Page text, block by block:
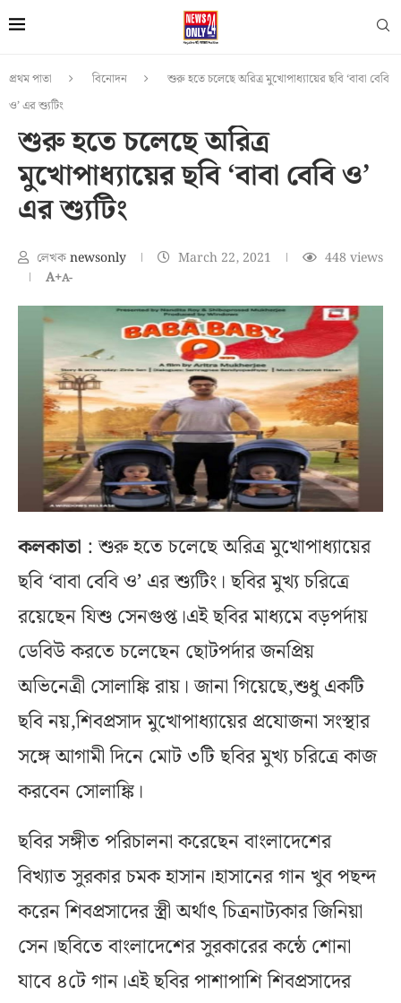
প্রথম পাতা বিনোদন
শুরু হতে চলেছে অরিত্র মুখোপাধ্যায়ের ছবি ‘বাবা বেবি
ও’ এর শ্যুটিং
শুরু হতে চলেছে অরিত্র
মুখোপাধ্যায়ের ছবি ‘বাবা বেবি ও’
এর শ্যুটিং
লেখকnewsonly March 22, 2021 448 views
A+A-
কলকাতা : শুরু হতে চলেছে অরিত্র মুখোপাধ্যায়ের
ছবি ‘বাবা বেবি ও’ এর শ্যুটিং। ছবির মুখ্য চরিত্রে
রয়েছেন যিশু সেনগুপ্ত।এই ছবির মাধ্যমে বড়পর্দায়
ডেবিউ করতে চলেছেন ছোটপর্দার জনপ্রিয়
অভিনেত্রী সোলাঙ্কি রায়। জানা গিয়েছে,শুধু একটি
ছবি নয়,শিবপ্রসাদ মুখোপাধ্যায়ের প্রযোজনা সংস্থার
সঙ্গে আগামী দিনে মোট ৩টি ছবির মুখ্য চরিত্রে কাজ
করবেন সোলাঙ্কি।
ছবির সঙ্গীত পরিচালনা করেছেন বাংলাদেশের
বিখ্যাত সুরকার চমক হাসান।হাসানের গান খুব পছন্দ
করেন শিবপ্রসাদের স্ত্রী অর্থাৎ চিত্রনাট্যকার জিনিয়া
সেন।ছবিতে বাংলাদেশের সুরকারের কন্ঠে শোনা
যাবে ৪টে গান।এই ছবির পাশাপাশি শিবপ্রসাদের